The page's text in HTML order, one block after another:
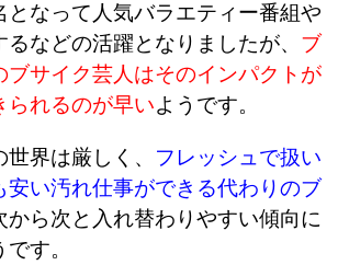
となって人気バラエティー番組や
るなどの活躍となりましたが、 ブ
ブサイク芸人はそのインパクトが
られるのが早いようです。
界は厳しく、 フレッシュで扱い
安い汚れ仕事ができる代わりのブ
から次と入れ替わりやすい傾向に
す。